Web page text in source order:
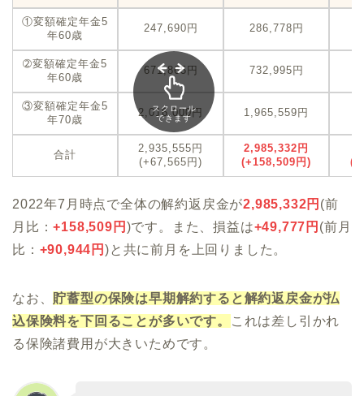
①変額確定年金5
年60歳
247,690円 286,778円
➁変額確定年金5
年60歳
671,865円 732,995円
③変額確定年金5
年70歳
2,016,000円 1,965,559円
合計
2,935,555円
(+67,565円)
2,985,332円
(+158,509円)
スクロール
できます
2022年7月時点で全体の解約返戻金が2,985,332円 (前
月比：+158,509 円 )です。また、損益は+49,777 円 (前月
比： +90,944 円)と共に前月を上回りました。
なお、 貯蓄型の保険は早期解約すると解約返戻金が払
込保険料を下回ることが多いです。
これは差し引かれ
る保険諸費用が大きいためです。